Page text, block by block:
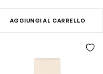
AGGIUNGI AL CARRELLO